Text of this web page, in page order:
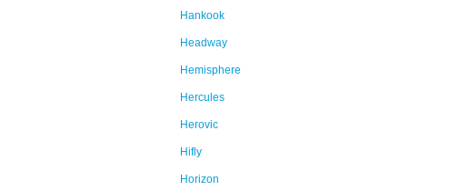
Hankook
Headway
Hemisphere
Hercules
Herovic
Hifly
Horizon